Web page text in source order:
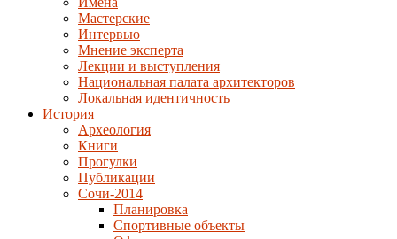
Мастерские
Интервью
Мнение эксперта
Лекции и выступления
Национальная палата архитекторов
Локальная идентичность
История
Археология
Книги
Прогулки
Публикации
Сочи-2014
Планировка
Спортивные объекты